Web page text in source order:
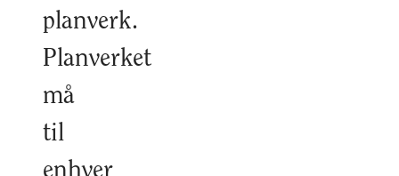
planverk.
Planverket
må
til